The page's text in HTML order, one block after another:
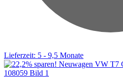
Lieferzeit: 5 - 9,5 Monate